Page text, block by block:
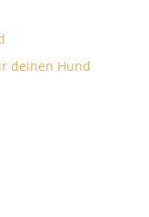
deinen Hund